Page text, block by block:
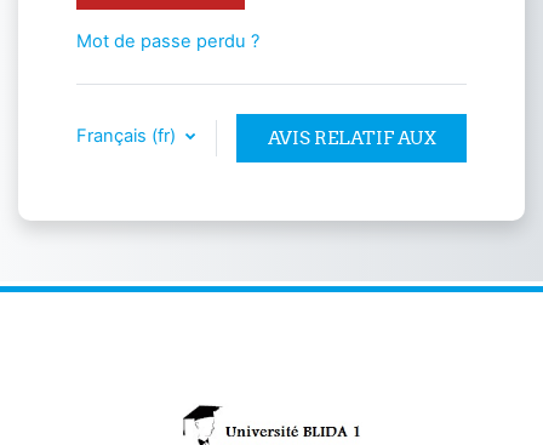
Mot de passe perdu ?
Français ‎(fr)‎ AVIS RELATIF AUX